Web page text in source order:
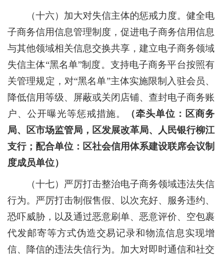
（十六）加大对失信主体的惩戒力度。 健全电
子商务信用信息管理制度，促进电子商务信用信息
与其他领域相关信息交换共享，建立电子商务领域
失信主体“黑名单”制度。支持电子商务平台按照有
关管理规定，对“黑名单”主体实施限制入驻会员、
降低信用等级、屏蔽或关闭店铺、查封电子商务账
户、公开曝光等惩戒措施。
（牵头单位：区商务
局、区市场监管局，区发展改革局、人民银行柳江
支行；配合单位：区社会信用体系建设联席会议制
度成员单位）
（十七）严厉打击整治电子商务领域违法失信
行为。 严厉打击制假售假、以次充好、服务违约、
恐吓威胁，以及通过恶意刷单、恶意评价、空包裹
代发邮寄等方式伪造交易记录和物流信息实现增
信、降信的违法失信行为。加大对即时通信和社交